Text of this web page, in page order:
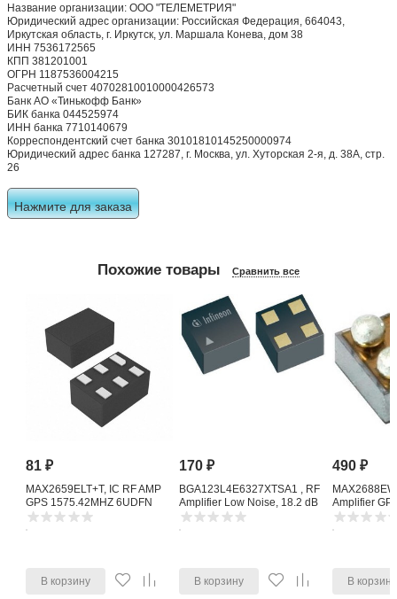
Название организации: ООО "ТЕЛЕМЕТРИЯ"
Юридический адрес организации: Российская Федерация, 664043,
Иркутская область, г. Иркутск, ул. Маршала Конева, дом 38
ИНН 7536172565
КПП 381201001
ОГРН 1187536004215
Расчетный счет 40702810010000426573
Банк АО «Тинькофф Банк»
БИК банка 044525974
ИНН банка 7710140679
Корреспондентский счет банка 30101810145250000974
Юридический адрес банка 127287, г. Москва, ул. Хуторская 2-я, д. 38А, стр.
26
Нажмите для заказа
Похожие товары Сравнить все
81₽
MAX2659ELT+T, IC RF AMP
GPS 1575.42MHZ 6UDFN
В корзину
170₽
BGA123L4E6327XTSA1 , RF
Amplifier Low Noise, 18.2 dB
1615 MHz, 4-Pin TSLP-4-11
В корзину
490₽
Amplifier
Noise
В корзину